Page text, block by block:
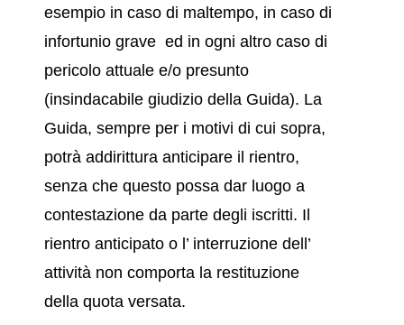
esempio in caso di maltempo, in caso di
infortunio grave ed in ogni altro caso di
pericolo attuale e/o presunto
(insindacabile giudizio della Guida). La
Guida, sempre per i motivi di cui sopra,
potrà addirittura anticipare il rientro,
senza che questo possa dar luogo a
contestazione da parte degli iscritti. Il
rientro anticipato o l’ interruzione dell’
attività non comporta la restituzione
della quota versata.